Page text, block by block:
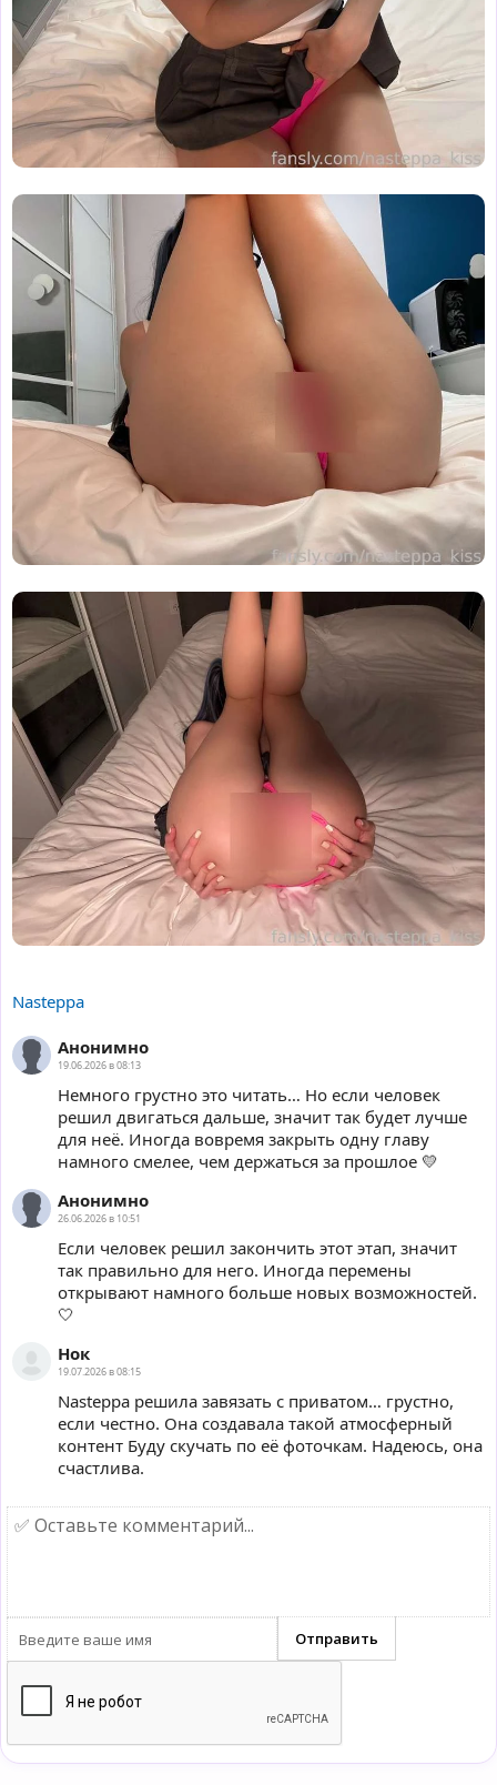
Nasteppa
Анонимно
19.06.2026 в 08:13
Немного грустно это читать… Но если человек
решил двигаться дальше, значит так будет лучше
для неё. Иногда вовремя закрыть одну главу
намного смелее, чем держаться за прошлое 💛
Анонимно
26.06.2026 в 10:51
Если человек решил закончить этот этап, значит
так правильно для него. Иногда перемены
открывают намного больше новых возможностей.
🤍
Нок
19.07.2026 в 08:15
Nasteppa решила завязать с приватом… грустно,
если честно. Она создавала такой атмосферный
контент Буду скучать по её фоточкам. Надеюсь, она
счастлива.